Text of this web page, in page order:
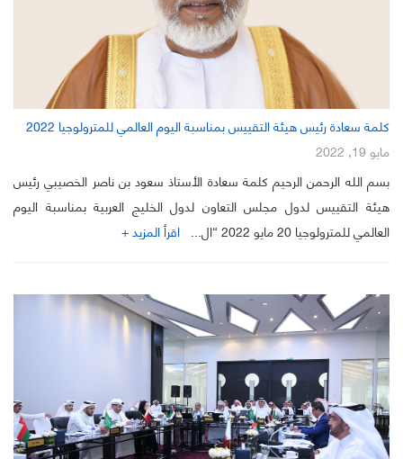
كلمة سعادة رئيس هيئة التقييس بمناسبة اليوم العالمي للمترولوجيا 2022
مايو 19, 2022
بسم الله الرحمن الرحيم كلمة سعادة الأستاذ سعود بن ناصر الخصيبي رئيس
هيئة التقييس لدول مجلس التعاون لدول الخليج العربية بمناسبة اليوم
العالمي للمترولوجيا 20 مايو 2022 “ال...
اقرأ المزيد +